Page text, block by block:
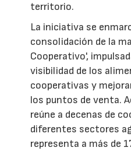
territorio.
La iniciativa se
consolidación de la
Cooperativo',
visibilidad de los
cooperativas y
los puntos de venta.
reúne a decenas de
diferentes sectores
representa a más de